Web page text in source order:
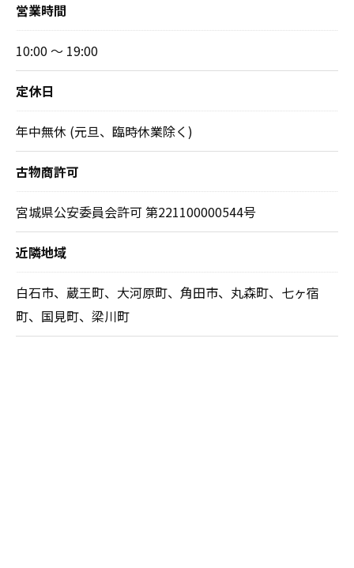
営業時間
10:00 ～ 19:00
定休日
年中無休 (元旦、臨時休業除く)
古物商許可
宮城県公安委員会許可 第221100000544号
近隣地域
白石市、蔵王町、大河原町、角田市、丸森町、七ヶ宿
町、国見町、梁川町